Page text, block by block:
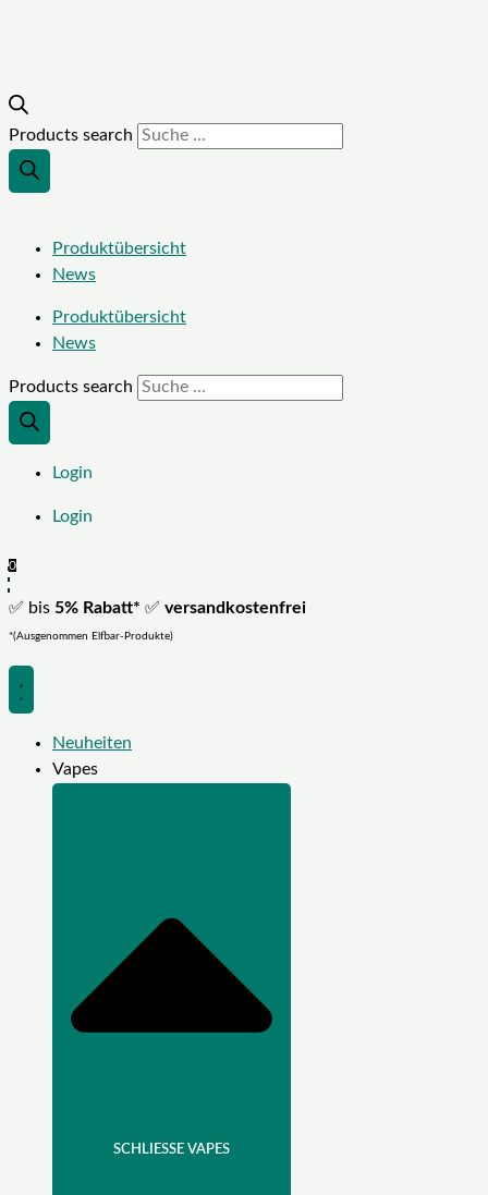
Products search
Produktübersicht
News
Produktübersicht
News
Products search
Login
Login
0
✅ bis 5% Rabatt* ✅ versandkostenfrei
*(Ausgenommen Elfbar-Produkte)
Neuheiten
Vapes
SCHLIESSE VAPES